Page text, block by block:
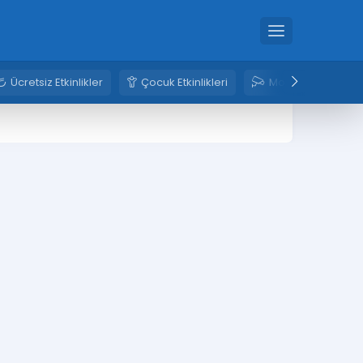
Ücretsiz Etkinlikler Çocuk Etkinlikleri Mobese